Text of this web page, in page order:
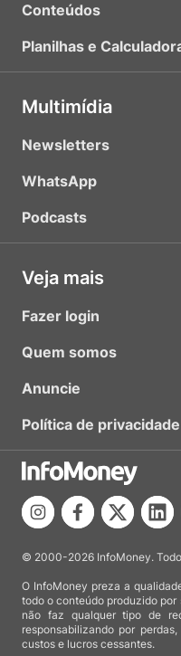
Conteúdos
Planilhas e
Multimídia
Newsletters
WhatsApp
Podcasts
Veja mais
Fazer login
Quem somos
Anuncie
Política de privacidade
© 2000-2026 InfoMoney.
O InfoMoney preza a
todo o conteúdo produzido por
não faz qualquer tipo de
responsabilizando por
custos e lucros cessantes.